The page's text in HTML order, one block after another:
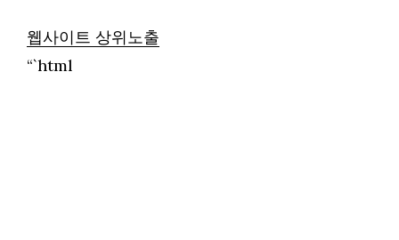
웹사이트 상위노출
“`html